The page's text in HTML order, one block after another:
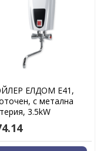
ЕЛДОМ E41,
с метална
3.5kW